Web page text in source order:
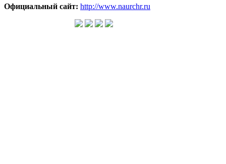
Официальный сайт: http://www.naurchr.ru